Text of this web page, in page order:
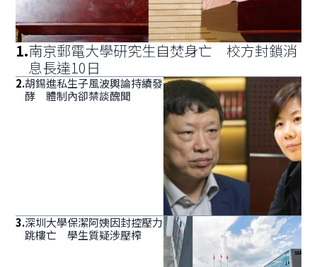
1.南京郵電大學研究生自焚身亡 校方封鎖消
息長達10日
2.胡錫進私生子風波輿論持續發
酵 體制內卻禁談醜聞
3.深圳大學保潔阿姨因封控壓力
跳樓亡 學生質疑涉壓榨